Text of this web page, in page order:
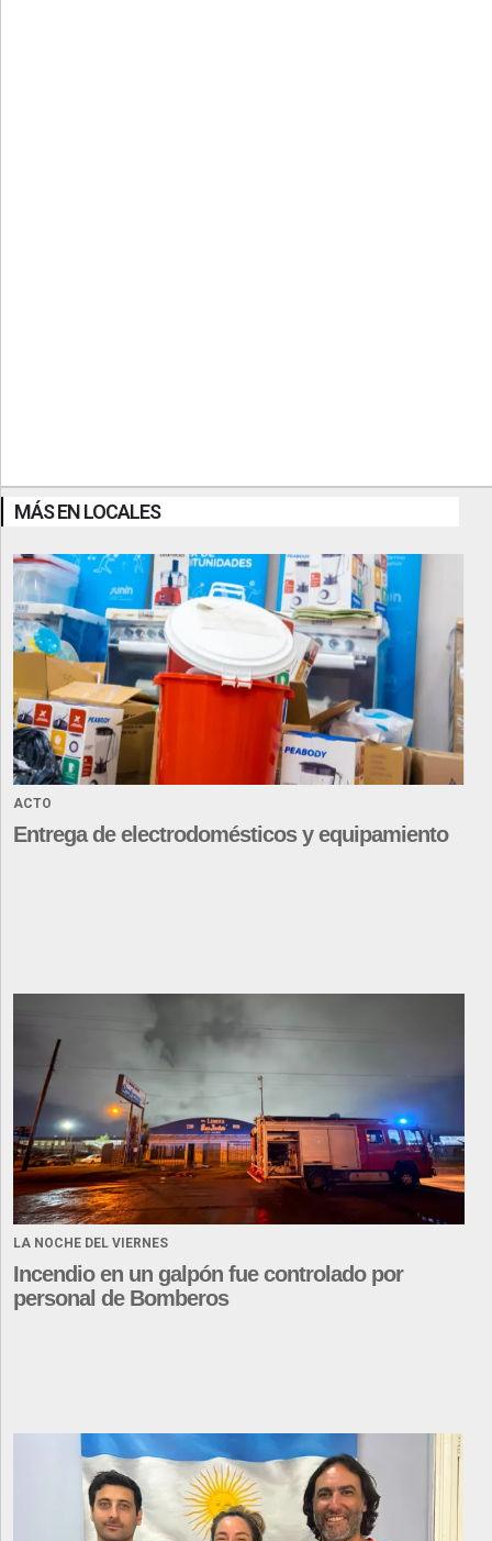
MÁS EN LOCALES
ACTO
Entrega de electrodomésticos y equipamiento
LA NOCHE DEL VIERNES
Incendio en un galpón fue controlado por
personal de Bomberos